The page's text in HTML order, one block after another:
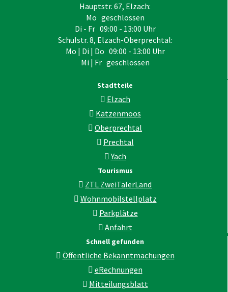
Hauptstr. 67, Elzach:
Mo geschlossen
Di - Fr 09:00 - 13:00 Uhr
Schulstr. 8, Elzach-Oberprechtal:
Mo | Di | Do 09:00 - 13:00 Uhr
Mi | Fr geschlossen
Stadtteile
Elzach
Katzenmoos
Oberprechtal
Prechtal
Yach
Tourismus
ZTL ZweiTälerLand
Wohnmobilstellplatz
Parkplätze
Anfahrt
Schnell gefunden
Öffentliche Bekanntmachungen
eRechnungen
Mitteilungsblatt